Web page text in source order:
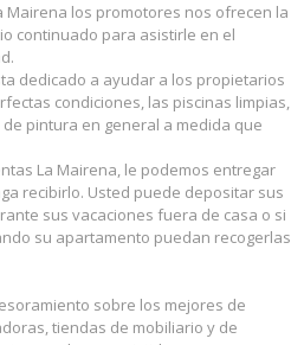
Mairena los promotores nos ofrecen la
continuado para asistirle en el
dedicado a ayudar a los propietarios
condiciones, las piscinas limpias,
pintura en general a medida que
La Mairena, le podemos entregar
recibirlo. Usted puede depositar sus
sus vacaciones fuera de casa o si
su apartamento puedan recogerlas
sobre los mejores de
tiendas de mobiliario y de